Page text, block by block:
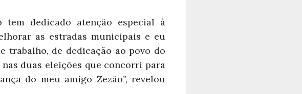
tem dedicado atenção especial à
as estradas municipais e eu
trabalho, de dedicação ao povo do
duas eleições que concorri para
do meu amigo Zezão”, revelou